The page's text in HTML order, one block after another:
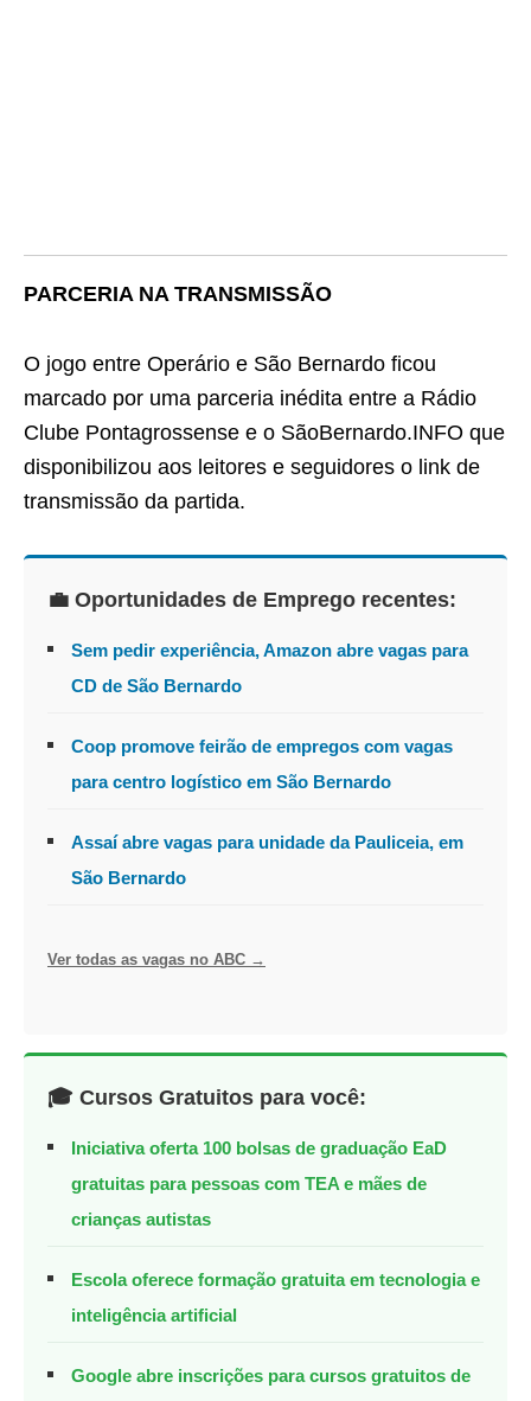
PARCERIA NA TRANSMISSÃO
O jogo entre Operário e São Bernardo ficou
marcado por uma parceria inédita entre a Rádio
Clube Pontagrossense e o SãoBernardo.INFO que
disponibilizou aos leitores e seguidores o link de
transmissão da partida.
💼 Oportunidades de Emprego recentes:
Sem pedir experiência, Amazon abre vagas para
CD de São Bernardo
Coop promove feirão de empregos com vagas
para centro logístico em São Bernardo
Assaí abre vagas para unidade da Pauliceia, em
São Bernardo
Ver todas as vagas no ABC →
🎓 Cursos Gratuitos para você:
Iniciativa oferta 100 bolsas de graduação EaD
gratuitas para pessoas com TEA e mães de
crianças autistas
Escola oferece formação gratuita em tecnologia e
inteligência artificial
Google abre inscrições para cursos gratuitos de